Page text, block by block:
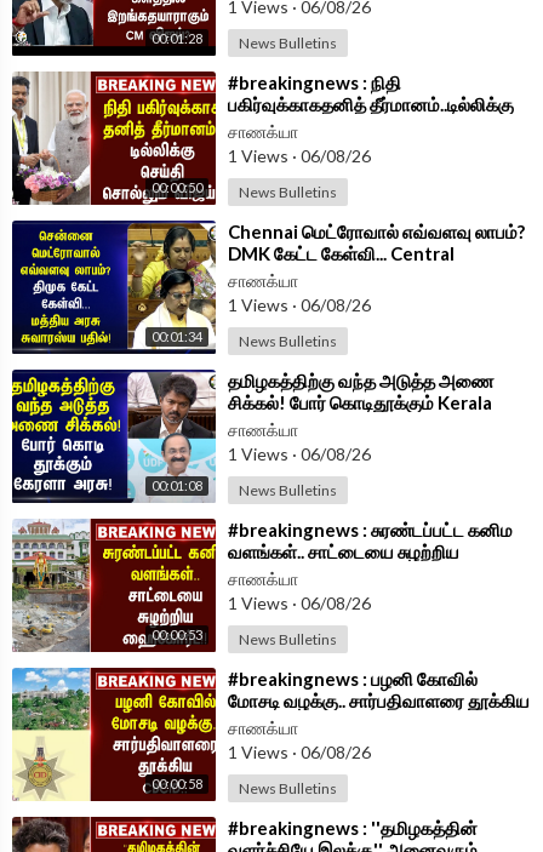
Android App -https://play.google.com/store/....apps/details?id=
com.
00:01:28
1 Views · 06/08/26
News Bulletins
00:00:50
⁣#breakingnews : நிதி
பகிர்வுக்காகதனித் தீர்மானம்..டில்லிக்கு
செய்தி சொல்லும் Vijay | TVK
Government
சாணக்யா
1 Views · 06/08/26
News Bulletins
00:01:34
⁣Chennai மெட்ரோவால் எவ்வளவு லாபம்?
DMK கேட்ட கேள்வி... Central
Government சுவாரஸ்ய பதில்!
சாணக்யா
1 Views · 06/08/26
News Bulletins
00:01:08
⁣தமிழகத்திற்கு வந்த அடுத்த அணை
சிக்கல்! போர் கொடிதூக்கும் Kerala
Government! | TVK Government
சாணக்யா
1 Views · 06/08/26
News Bulletins
00:00:53
⁣#breakingnews : சுரண்டப்பட்ட கனிம
வளங்கள்.. சாட்டையை சுழற்றிய
Highcourt!! | Madurai
சாணக்யா
1 Views · 06/08/26
News Bulletins
00:00:58
⁣#breakingnews : பழனி கோவில்
மோசடி வழக்கு.. சார்பதிவாளரை தூக்கிய
CBCID.. | TVK Government
சாணக்யா
1 Views · 06/08/26
News Bulletins
⁣#breakingnews : ''தமிழகத்தின்